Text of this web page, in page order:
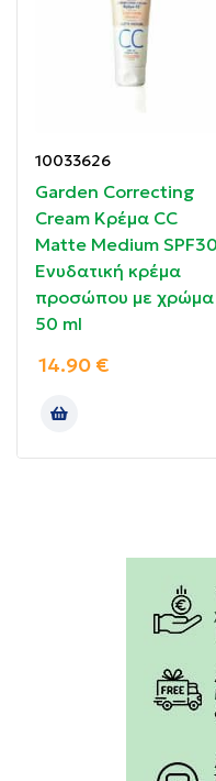
ενισχύει την
αντιοξειδωτική
Υψηλή προστασία
εύκολα
Ανθεκτικό στο νερό
Δερματολογικά
Κατάλληλο και για
περισσότερους τόνους
Οδηγίες
αντηλιακού σε
λεπτά πριν από την
ανανεώστε κάθε 2
εφίδρωση, κολύμπι ή
επαφής με τα μάτια
10033626
Garden Correcting
Cream Κρέμα CC
Matte Medium SPF30
Ενυδατική κρέμα
προσώπου με χρώμα
50 ml
14.90 €